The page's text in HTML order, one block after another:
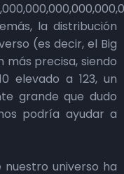
la distribución
(es decir, el Big
más precisa, siendo
elevado a 123, un
grande que dudo
podría ayudar a
universo ha